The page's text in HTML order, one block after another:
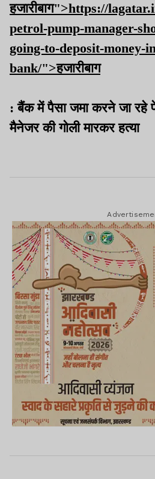
हजारीबाग">https://
petrol-pump-manager-
going-to-deposit-money-
bank/">हजारीबाग
: बैंक में पैसा जमा करने जा रहे
मैनेजर की गोली मारकर हत्या